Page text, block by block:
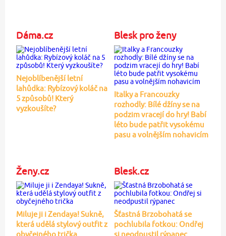
Dáma.cz
Nejoblíbenější letní
lahůdka: Rybízový koláč na
5 způsobů! Který
vyzkoušíte?
Blesk pro ženy
Italky a Francouzky
rozhodly: Bílé džíny se na
podzim vracejí do hry! Babí
léto bude patřit vysokému
pasu a volnějším nohavicím
Ženy.cz
Miluje ji i Zendaya! Sukně,
která udělá stylový outfit z
obyčejného trička
Blesk.cz
Šťastná Brzobohatá se
pochlubila fotkou: Ondřej
si neodpustil rýpanec